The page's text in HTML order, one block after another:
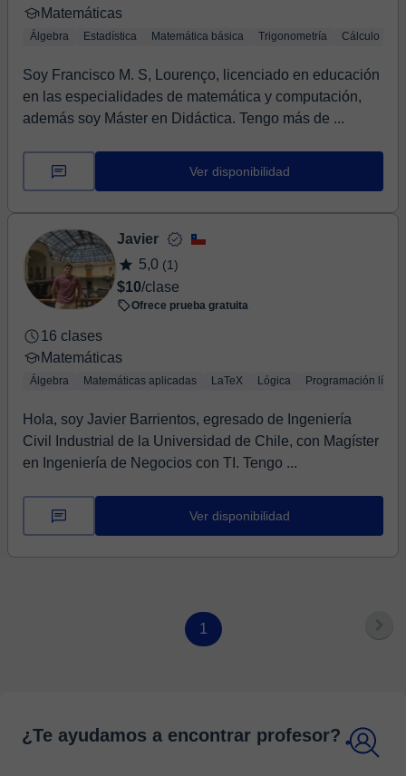
Matemáticas
Álgebra Estadística Matemática básica Trigonometría Cálculo
Soy Francisco M. S, Lourenço, licenciado en educación
en las especialidades de matemática y computación,
además soy Máster en Didáctica. Tengo más de ...
Ver disponibilidad
Javier
5,0 (1)
$10/clase
Ofrece prueba gratuita
16 clases
Matemáticas
Álgebra Matemáticas aplicadas LaTeX Lógica Programación líneal
Hola, soy Javier Barrientos, egresado de Ingeniería
Civil Industrial de la Universidad de Chile, con Magíster
en Ingeniería de Negocios con TI. Tengo ...
Ver disponibilidad
1
¿Te ayudamos a encontrar profesor?